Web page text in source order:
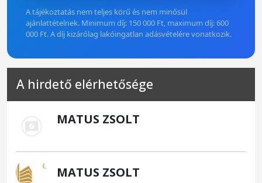
A tájékoztatás nem teljes körű és nem minősül
ajánlattételnek. Minimum díj: 150 000 Ft, maximum díj: 600
000 Ft. A díj kizárólag lakóingatlan adásvételére vonatkozik.
A hirdető elérhetősége
MATUS ZSOLT
MATUS ZSOLT